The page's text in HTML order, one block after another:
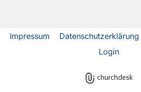
Impressum Datenschutzerklärung
Login